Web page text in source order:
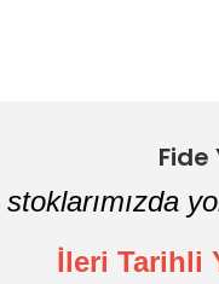
İleri Tarihli